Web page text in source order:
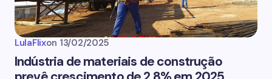
LulaFlixon 13/02/2025
Indústria de materiais de construção